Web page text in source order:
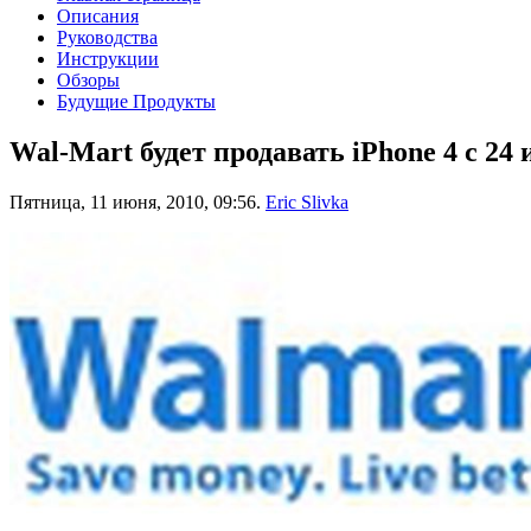
Описания
Руководства
Инструкции
Обзоры
Будущие Продукты
Wal-Mart будет продавать iPhone 4 с 24
Пятница, 11 июня, 2010, 09:56. Eric Slivka